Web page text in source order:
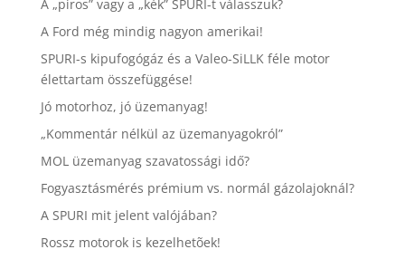
A „piros” vagy a „kék” SPURI-t válasszuk?
A Ford még mindig nagyon amerikai!
SPURI-s kipufogógáz és a Valeo-SiLLK féle motor
élettartam összefüggése!
Jó motorhoz, jó üzemanyag!
„Kommentár nélkül az üzemanyagokról”
MOL üzemanyag szavatossági idő?
Fogyasztásmérés prémium vs. normál gázolajoknál?
A SPURI mit jelent valójában?
Rossz motorok is kezelhetõek!